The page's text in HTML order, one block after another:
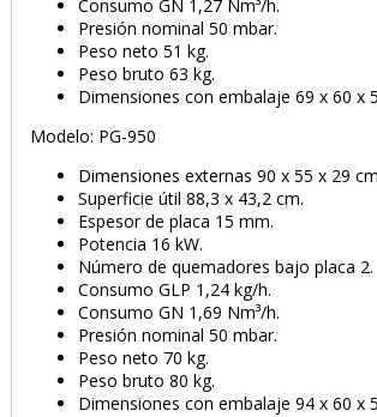
Consumo GN 1,27 Nm³/h.
Presión nominal 50 mbar.
Peso neto 51 kg.
Peso bruto 63 kg.
Dimensiones con embalaje 69 x 60 x
Modelo: PG-950
Dimensiones externas 90 x 55 x 29
Superficie útil 88,3 x 43,2 cm.
Espesor de placa 15 mm.
Potencia 16 kW.
Número de quemadores bajo placa 2.
Consumo GLP 1,24 kg/h.
Consumo GN 1,69 Nm³/h.
Presión nominal 50 mbar.
Peso neto 70 kg.
Peso bruto 80 kg.
Dimensiones con embalaje 94 x 60 x